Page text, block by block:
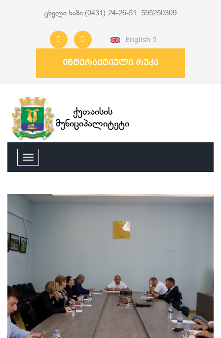
ცხელი ხაზი:(0431) 24-26-51, 595250309
English
ინტერაქტიული რუკა
ქუთაისის
მუნიციპალიტეტი